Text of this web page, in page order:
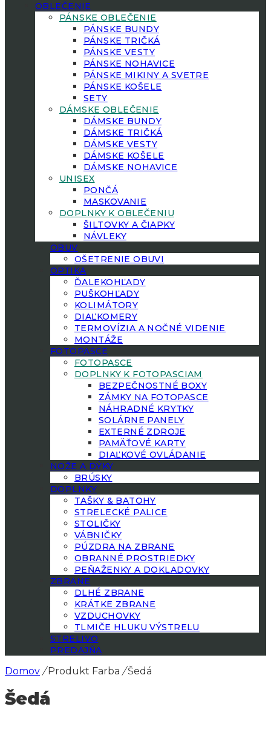
OBLEČENIE
PÁNSKE OBLEČENIE
PÁNSKE BUNDY
PÁNSKE TRIČKÁ
PÁNSKE VESTY
PÁNSKE NOHAVICE
PÁNSKE MIKINY A SVETRE
PÁNSKE KOŠELE
SETY
DÁMSKE OBLEČENIE
DÁMSKE BUNDY
DÁMSKE TRIČKÁ
DÁMSKE VESTY
DÁMSKE KOŠELE
DÁMSKE NOHAVICE
UNISEX
PONČÁ
MASKOVANIE
DOPLNKY K OBLEČENIU
ŠILTOVKY A ČIAPKY
NÁVLEKY
OBUV
OŠETRENIE OBUVI
OPTIKA
ĎALEKOHĽADY
PUŠKOHĽADY
KOLIMÁTORY
DIAĽKOMERY
TERMOVÍZIA A NOČNÉ VIDENIE
MONTÁŽE
FOTOPASCE
FOTOPASCE
DOPLNKY K FOTOPASCIAM
BEZPEČNOSTNÉ BOXY
ZÁMKY NA FOTOPASCE
NÁHRADNÉ KRYTKY
SOLÁRNE PANELY
EXTERNÉ ZDROJE
PAMÄŤOVÉ KARTY
DIAĽKOVÉ OVLÁDANIE
NOŽE A DÝKY
BRÚSKY
DOPLNKY
TAŠKY & BATOHY
STRELECKÉ PALICE
STOLIČKY
VÁBNIČKY
PÚZDRA NA ZBRANE
OBRANNÉ PROSTRIEDKY
PEŇAŽENKY A DOKLADOVKY
ZBRANE
DLHÉ ZBRANE
KRÁTKE ZBRANE
VZDUCHOVKY
TLMIČE HLUKU VÝSTRELU
STRELIVO
PREDAJŇA
Domov /Produkt Farba /Šedá
Šedá